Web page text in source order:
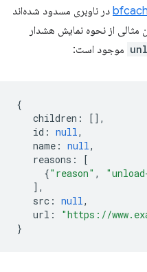
در ناوبری مسدود شده‌اند
مثالی از نحوه نمایش هشدار
موجود است:
{
children :
[],
id : null,
name : null,
reasons :
[
{"reason" ,
],
src : null,
url :
"https://
}